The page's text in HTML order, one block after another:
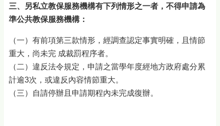
三、另私立教保服務機構有下列情形之一者，不得申請為
準公共教保服務機構：
（一）有前項第三款情形，經調查認定事實明確，且情節
重大，尚未完 成裁罰程序者。
（二）違反法令規定，申請之當學年度經地方政府處分累
計逾3次，或違反內容情節重大。
（三）自請停辦且申請期程內未完成復辦。